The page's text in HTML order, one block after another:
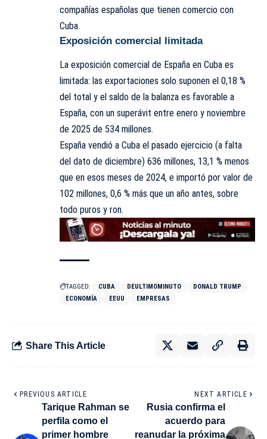
compañías españolas que tienen comercio con
Cuba.
Exposición comercial limitada
La exposición comercial de España en Cuba es
limitada: las exportaciones solo suponen el 0,18 %
del total y el saldo de la balanza es favorable a
España, con un superávit entre enero y noviembre
de 2025 de 534 millones.
España vendió a Cuba el pasado ejercicio (a falta
del dato de diciembre) 636 millones, 13,1 % menos
que en esos meses de 2024, e importó por valor de
102 millones, 0,6 % más que un año antes, sobre
todo puros y ron.
TAGGED: CUBA DEULTIMOMINUTO
DONALD TRUMP
ECONOMÍA
EEUU EMPRESAS
Share This Article
PREVIOUS ARTICLE
Tarique Rahman se
perfila como el
primer hombre
NEXT ARTICLE
Rusia confirma el
acuerdo para
reanudar la próxima